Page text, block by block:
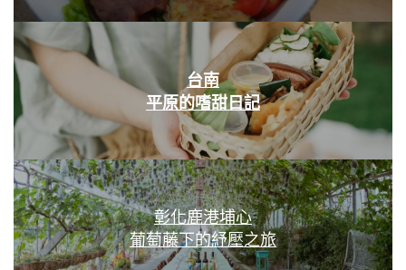
台南
平原的嗜甜日記
彰化鹿港埔心
葡萄藤下的紓壓之旅